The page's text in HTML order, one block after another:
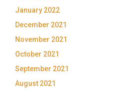
January 2022
December 2021
November 2021
October 2021
September 2021
August 2021